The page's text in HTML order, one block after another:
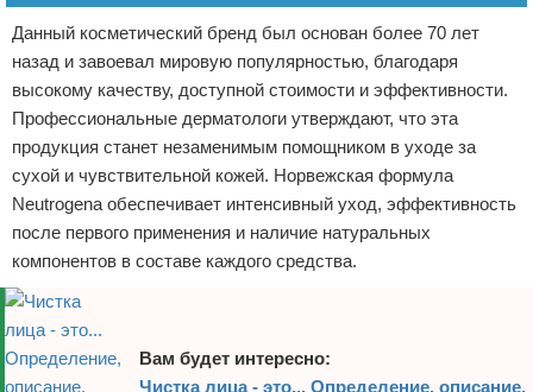
Данный косметический бренд был основан более 70 лет
назад и завоевал мировую популярностью, благодаря
высокому качеству, доступной стоимости и эффективности.
Профессиональные дерматологи утверждают, что эта
продукция станет незаменимым помощником в уходе за
сухой и чувствительной кожей. Норвежская формула
Neutrogena обеспечивает интенсивный уход, эффективность
после первого применения и наличие натуральных
компонентов в составе каждого средства.
Вам будет интересно:
Чистка лица - это... Определение, описание,